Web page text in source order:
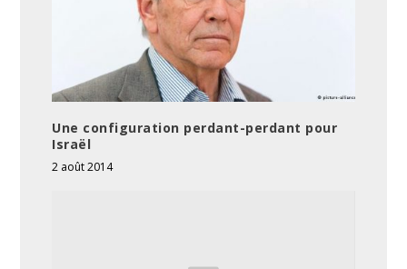
Une configuration perdant-perdant pour
Israël
2 août 2014